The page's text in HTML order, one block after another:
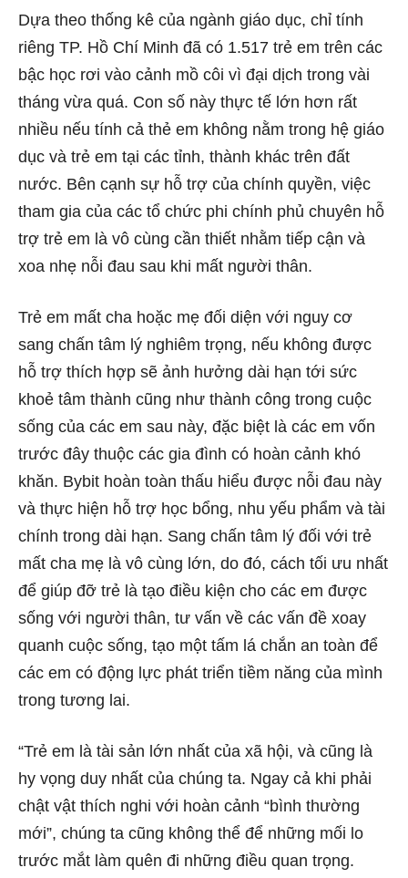
Dựa theo thống kê của ngành giáo dục, chỉ tính
riêng TP. Hồ Chí Minh đã có 1.517 trẻ em trên các
bậc học rơi vào cảnh mồ côi vì đại dịch trong vài
tháng vừa quá. Con số này thực tế lớn hơn rất
nhiều nếu tính cả thẻ em không nằm trong hệ giáo
dục và trẻ em tại các tỉnh, thành khác trên đất
nước. Bên cạnh sự hỗ trợ của chính quyền, việc
tham gia của các tổ chức phi chính phủ chuyên hỗ
trợ trẻ em là vô cùng cần thiết nhằm tiếp cận và
xoa nhẹ nỗi đau sau khi mất người thân.
Trẻ em mất cha hoặc mẹ đối diện với nguy cơ
sang chấn tâm lý nghiêm trọng, nếu không được
hỗ trợ thích hợp sẽ ảnh hưởng dài hạn tới sức
khoẻ tâm thành cũng như thành công trong cuộc
sống của các em sau này, đặc biệt là các em vốn
trước đây thuộc các gia đình có hoàn cảnh khó
khăn. Bybit hoàn toàn thấu hiểu được nỗi đau này
và thực hiện hỗ trợ học bổng, nhu yếu phẩm và tài
chính trong dài hạn. Sang chấn tâm lý đối với trẻ
mất cha mẹ là vô cùng lớn, do đó, cách tối ưu nhất
để giúp đỡ trẻ là tạo điều kiện cho các em được
sống với người thân, tư vấn về các vấn đề xoay
quanh cuộc sống, tạo một tấm lá chắn an toàn để
các em có động lực phát triển tiềm năng của mình
trong tương lai.
“Trẻ em là tài sản lớn nhất của xã hội, và cũng là
hy vọng duy nhất của chúng ta. Ngay cả khi phải
chật vật thích nghi với hoàn cảnh “bình thường
mới”, chúng ta cũng không thể để những mối lo
trước mắt làm quên đi những điều quan trọng.